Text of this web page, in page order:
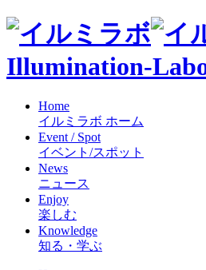
Illumination-
Home
イルミラボ ホーム
Event / Spot
イベント/スポット
News
ニュース
Enjoy
楽しむ
Knowledge
知る・学ぶ